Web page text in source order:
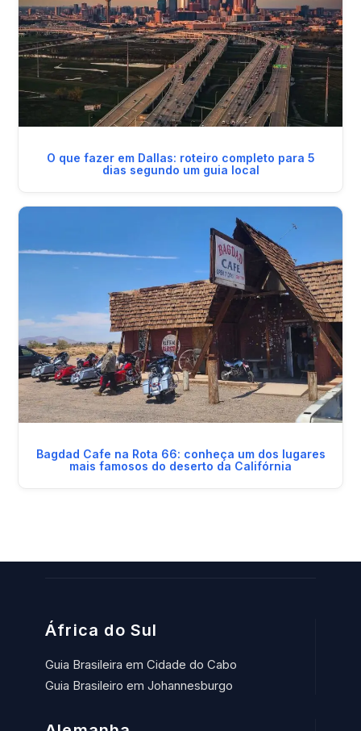
O que fazer em Dallas: roteiro completo para 5
dias segundo um guia local
Bagdad Cafe na Rota 66: conheça um dos lugares
mais famosos do deserto da Califórnia
África do Sul
Guia Brasileira em Cidade do Cabo
Guia Brasileiro em Johannesburgo